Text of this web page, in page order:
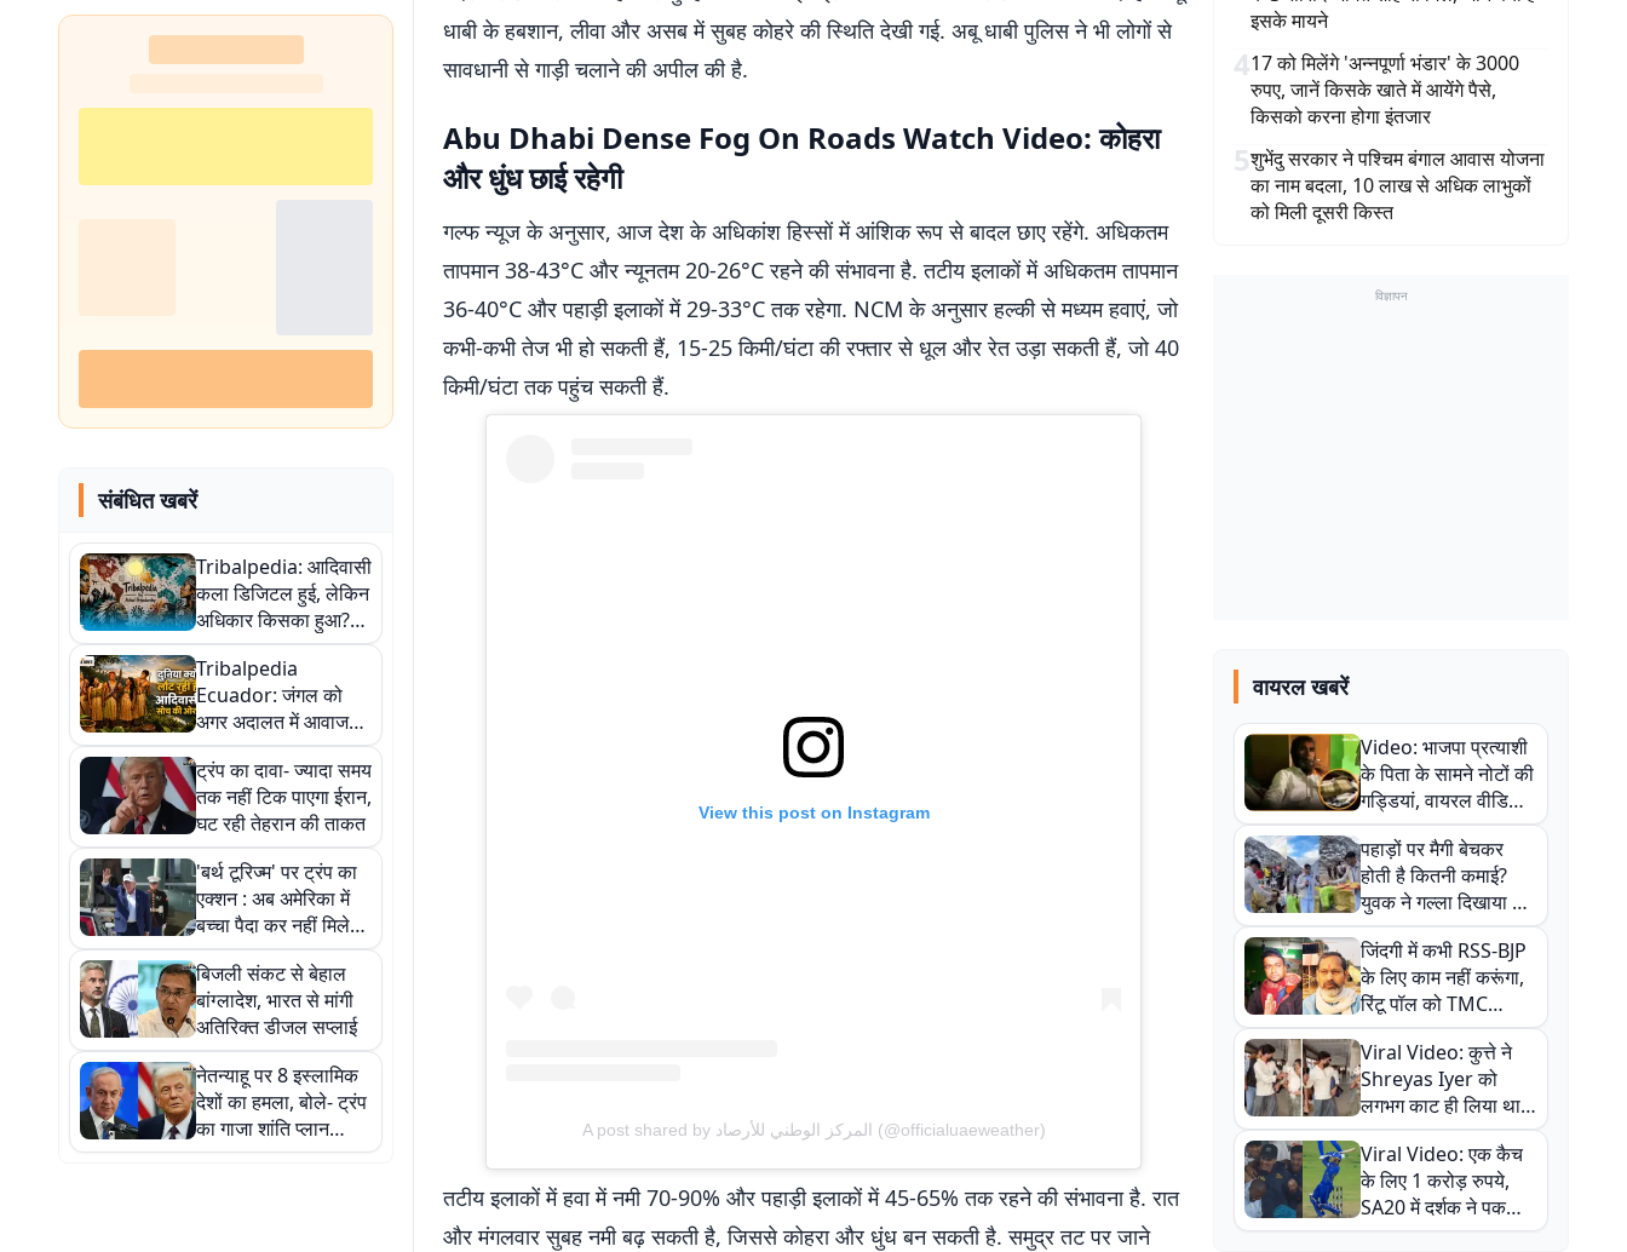
संबंधित खबरें
Tribalpedia: आदिवासी
कला डिजिटल हुई, लेकिन
अधिकार किसका हुआ?
Part 1
Tribalpedia
Ecuador: जंगल को
अगर अदालत में आवाज
मिल जाए तो क्या होगा?
ट्रंप का दावा- ज्यादा समय
तक नहीं टिक पाएगा ईरान,
घट रही तेहरान की ताकत
'बर्थ टूरिज्म' पर ट्रंप का
एक्शन : अब अमेरिका में
बच्चा पैदा कर नहीं मिलेगी
आसानी से नागरिकता
बिजली संकट से बेहाल
बांग्लादेश, भारत से मांगी
अतिरिक्त डीजल सप्लाई
नेतन्याहू पर 8 इस्लामिक
देशों का हमला, बोले- ट्रंप
का गाजा शांति प्लान
इजराइल कर रहा बर्बाद
धाबी के हबशान, लीवा और असब में सुबह कोहरे की स्थिति देखी गई. अबू धाबी पुलिस ने भी लोगों से
सावधानी से गाड़ी चलाने की अपील की है.
Abu Dhabi Dense Fog On Roads Watch Video: कोहरा
और धुंध छाई रहेगी
गल्फ न्यूज के अनुसार, आज देश के अधिकांश हिस्सों में आंशिक रूप से बादल छाए रहेंगे. अधिकतम
तापमान 38-43°C और न्यूनतम 20-26°C रहने की संभावना है. तटीय इलाकों में अधिकतम तापमान
36-40°C और पहाड़ी इलाकों में 29-33°C तक रहेगा. NCM के अनुसार हल्की से मध्यम हवाएं, जो
कभी-कभी तेज भी हो सकती हैं, 15-25 किमी/घंटा की रफ्तार से धूल और रेत उड़ा सकती हैं, जो 40
किमी/घंटा तक पहुंच सकती हैं.
View this post on Instagram
A post shared by المركز الوطني للأرصاد (@officialuaeweather)
तटीय इलाकों में हवा में नमी 70-90% और पहाड़ी इलाकों में 45-65% तक रहने की संभावना है. रात
और मंगलवार सुबह नमी बढ़ सकती है, जिससे कोहरा और धुंध बन सकती है. समुद्र तट पर जाने
इसके मायने
417 को मिलेंगे 'अन्नपूर्णा भंडार' के 3000
रुपए, जानें किसके खाते में आयेंगे पैसे,
किसको करना होगा इंतजार
5शुभेंदु सरकार ने पश्चिम बंगाल आवास योजना
का नाम बदला, 10 लाख से अधिक लाभुकों
को मिली दूसरी किस्त
विज्ञापन
वायरल खबरें
Video: भाजपा प्रत्याशी
के पिता के सामने नोटों की
गड्डियां, वायरल वीडियो
से राजनीति में उबाल,
अजित महतो बोले- TMC
की गंदी चाल
पहाड़ों पर मैगी बेचकर
होती है कितनी कमाई?
युवक ने गल्ला दिखाया तो
नौकरी वालों के खड़े हो गए
कान
जिंदगी में कभी RSS-BJP
के लिए काम नहीं करूंगा,
रिंटू पॉल को TMC
ऑफिस में ले जाकर पीटा,
Video वायरल
Viral Video: कुत्ते ने
Shreyas Iyer को
लगभग काट ही लिया था,
न्यूजीलैंड सीरीज से पहले
बाल-बाल बचे
Viral Video: एक कैच
के लिए 1 करोड़ रुपये,
SA20 में दर्शक ने पकड़ा
एक हाथ से गजब का कैच